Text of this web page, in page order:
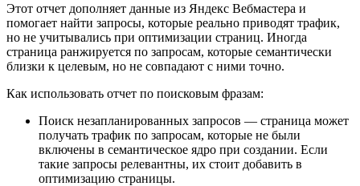
Этот отчет дополняет данные из Яндекс Вебмастера и
помогает найти запросы, которые реально приводят трафик,
но не учитывались при оптимизации страниц. Иногда
страница ранжируется по запросам, которые семантически
близки к целевым, но не совпадают с ними точно.
Как использовать отчет по поисковым фразам:
Поиск незапланированных запросов — страница может
получать трафик по запросам, которые не были
включены в семантическое ядро при создании. Если
такие запросы релевантны, их стоит добавить в
оптимизацию страницы.